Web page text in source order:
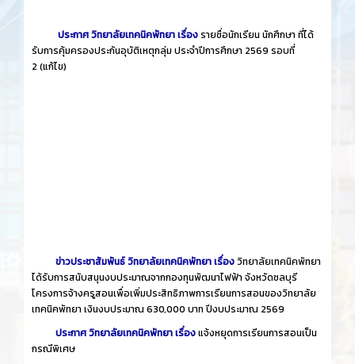
ประกาศ วิทยาลัยเทคนิคพัทยา เรื่องรายชื่อนักเรียน นักศึกษา ที่ได้
รับการคุ้มครองประกันอุบัติเหตุกลุ่ม ประจำปีการศึกษา 2569 รอบที่
2 (แก้ไข)
ข่าวประชาสัมพันธ์ วิทยาลัยเทคนิคพัทยา เรื่องวิทยาลัยเทคนิคพัทยา
ได้รับการสนับสนุนงบประมาณจากกองทุนพัฒนาไฟฟ้า จังหวัดชลบุรี
โครงการจ้างครูสอนเพื่อเพิ่มประสิทธิภาพการเรียนการสอนของวิทยาลัย
เทคนิคพัทยา เงินงบประมาณ 630,000 บาท ปีงบประมาณ 2569
ประกาศ วิทยาลัยเทคนิคพัทยา เรื่องแจ้งหยุดการเรียนการสอนเป็น
กรณีพิเศษ